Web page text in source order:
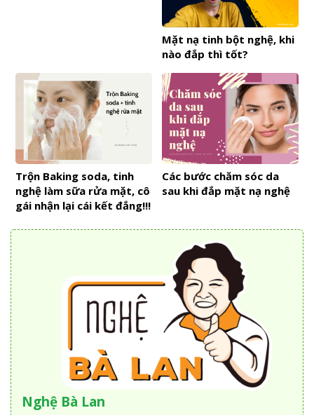
Mặt nạ tinh bột nghệ, khi
nào đắp thì tốt?
Trộn Baking soda, tinh
nghệ làm sữa rửa mặt, cô
gái nhận lại cái kết đắng!!!
Các bước chăm sóc da
sau khi đắp mặt nạ nghệ
Nghệ Bà Lan